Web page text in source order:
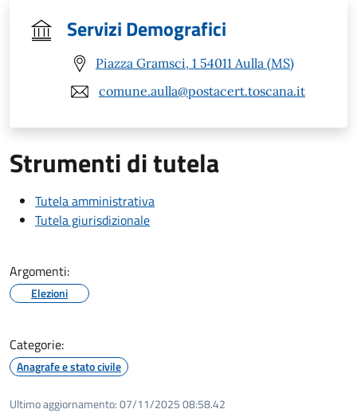
Servizi Demografici
Piazza Gramsci, 1 54011 Aulla (MS)
comune.aulla@postacert.toscana.it
Strumenti di tutela
Tutela amministrativa
Tutela giurisdizionale
Argomenti:
Elezioni
Categorie:
Anagrafe e stato civile
Ultimo aggiornamento:07/11/2025 08:58.42